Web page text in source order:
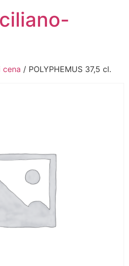
cena / POLYPHEMUS 37,5 cl.